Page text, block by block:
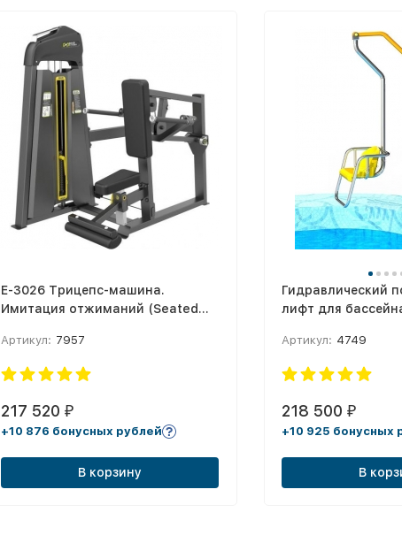
E-3026 Трицепс-машина.
Имитация отжиманий (Seated
Артикул: 7957
217 520₽
+10 876 бонусных рублей
В корзину
Гидравлический
лифт для
Артикул: 4749
218 500 ₽
+10 925 бонусных
В